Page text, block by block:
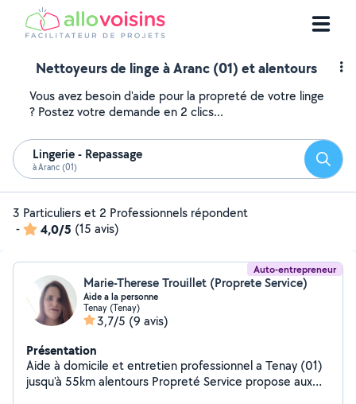
Nettoyeurs de linge à Aranc (01) et alentours
Vous avez besoin d'aide pour la propreté de votre linge
? Postez votre demande en 2 clics...
Lingerie - Repassage
à Aranc (01)
3 Particuliers et 2 Professionnels répondent
-
4,0/5 (15 avis)
Auto-entrepreneur
Marie-Therese Trouillet (Proprete Service)
Aide a la personne
Tenay (Tenay)
3,7/5 (9 avis)
Présentation
Aide à domicile et entretien professionnel a Tenay (01)
jusqu'à 55km alentours Propreté Service propose aux